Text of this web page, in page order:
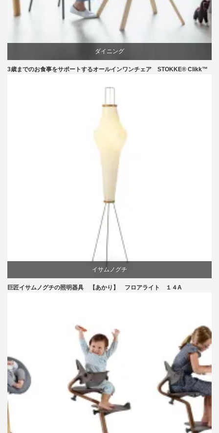
ダイニング
3歳までのお食事をサポートするオールインワンチェア STOKKE® Clikk™
イサムノグチ
巨匠イサムノグチの照明器具 【あかり】 フロアライト １４A